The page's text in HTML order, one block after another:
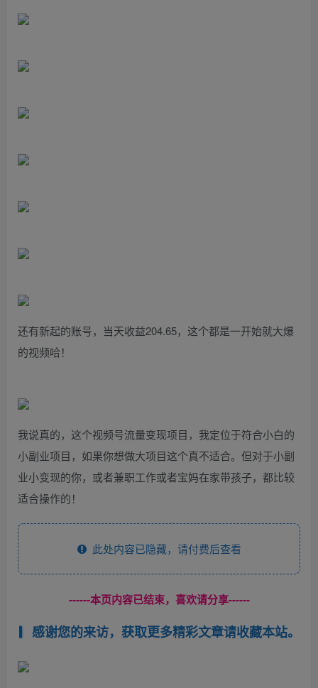
还有新起的账号，当天收益204.65，这个都是一开始就大爆
的视频哈！
我说真的，这个视频号流量变现项目，我定位于符合小白的
小副业项目，如果你想做大项目这个真不适合。但对于小副
业小变现的你，或者兼职工作或者宝妈在家带孩子，都比较
适合操作的！
此处内容已隐藏，请付费后查看
------本页内容已结束，喜欢请分享------
感谢您的来访，获取更多精彩文章请收藏本站。